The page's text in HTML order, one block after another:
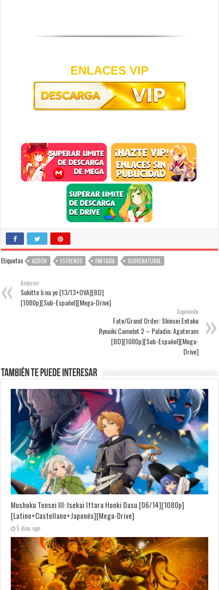
ENLACES VIP
Etiquetas ACCIÓN ESTRENOS FANTASÍA SOBRENATURAL
Anterior
Sukitte Ii na yo [13/13+OVA][BD]
[1080p][Sub-Español][Mega-Drive]
Siguiente
Fate/Grand Order: Shinsei Entaku
Ryouiki Camelot 2 – Paladin; Agateram
[BD][1080p][Sub-Español][Mega-
Drive]
También te puede interesar
Mushoku Tensei III: Isekai Ittara Honki Dasu [06/14][1080p]
[Latino+Castellano+Japonés][Mega-Drive]
5 días ago